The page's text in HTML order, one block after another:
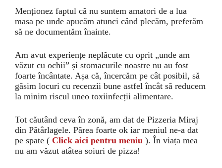
Menționez faptul că nu suntem amatori de a lua
masa pe unde apucăm atunci când plecăm, preferăm
să ne documentăm înainte.
Am avut experiențe neplăcute cu oprit „unde am
văzut cu ochii” și stomacurile noastre nu au fost
foarte încântate. Așa că, încercăm pe cât posibil, să
găsim locuri cu recenzii bune astfel încât să reducem
la minim riscul uneo toxiinfecții alimentare.
Tot căutând ceva în zonă, am dat de Pizzeria Miraj
din Pătârlagele. Părea foarte ok iar meniul ne-a dat
pe spate ( Click aici pentru meniu ). În viața mea
nu am văzut atâtea soiuri de pizza!